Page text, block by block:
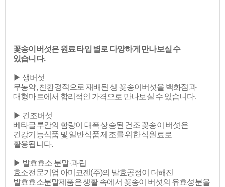
꽃송이버섯은 원료 타입 별로 다양하게 만나보실 수
있습니다.
▶ 생버섯
무농약, 친환경적으로 재배된 생 꽃송이버섯을 백화점과
대형마트에서 합리적인 가격으로 만나보실 수 있습니다.
▶ 건조버섯
베타글루칸의 함량이 대폭 상승된 건조 꽃송이 버섯은
건강기능식품 및 일반식품 제조를 위한 식원료로
활용됩니다.
▶ 발효효소 분말·과립
효소전문기업 아미코젠(주)의 발효공정이 더해진
발효효소분말제품은 생활 속에서 꽃송이 버섯의 유효성분을